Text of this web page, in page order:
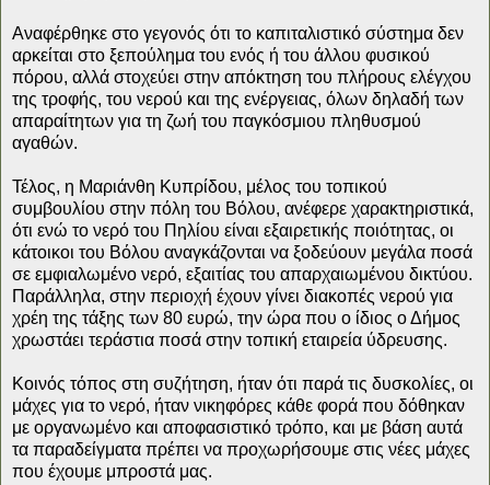
Αναφέρθηκε στο γεγονός ότι το καπιταλιστικό σύστημα δεν
αρκείται στο ξεπούλημα του ενός ή του άλλου φυσικού
πόρου, αλλά στοχεύει στην απόκτηση του πλήρους ελέγχου
της τροφής, του νερού και της ενέργειας, όλων δηλαδή των
απαραίτητων για τη ζωή του παγκόσμιου πληθυσμού
αγαθών.
Τέλος, η Μαριάνθη Κυπρίδου, μέλος του τοπικού
συμβουλίου στην πόλη του Βόλου, ανέφερε χαρακτηριστικά,
ότι ενώ το νερό του Πηλίου είναι εξαιρετικής ποιότητας, οι
κάτοικοι του Βόλου αναγκάζονται να ξοδεύουν μεγάλα ποσά
σε εμφιαλωμένο νερό, εξαιτίας του απαρχαιωμένου δικτύου.
Παράλληλα, στην περιοχή έχουν γίνει διακοπές νερού για
χρέη της τάξης των 80 ευρώ, την ώρα που ο ίδιος ο Δήμος
χρωστάει τεράστια ποσά στην τοπική εταιρεία ύδρευσης.
Κοινός τόπος στη συζήτηση, ήταν ότι παρά τις δυσκολίες, οι
μάχες για το νερό, ήταν νικηφόρες κάθε φορά που δόθηκαν
με οργανωμένο και αποφασιστικό τρόπο, και με βάση αυτά
τα παραδείγματα πρέπει να προχωρήσουμε στις νέες μάχες
που έχουμε μπροστά μας.